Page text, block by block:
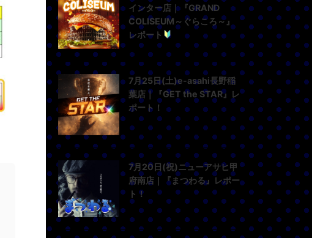
インター店｜『GRAND
COLISEUM～ぐらころ～』
レポート
7月25日(土)e-asahi長野稲
葉店｜『GET the STAR』レ
ポート！
7月20日(祝)ニューアサヒ甲
府南店｜『まつわる』レポー
ト！